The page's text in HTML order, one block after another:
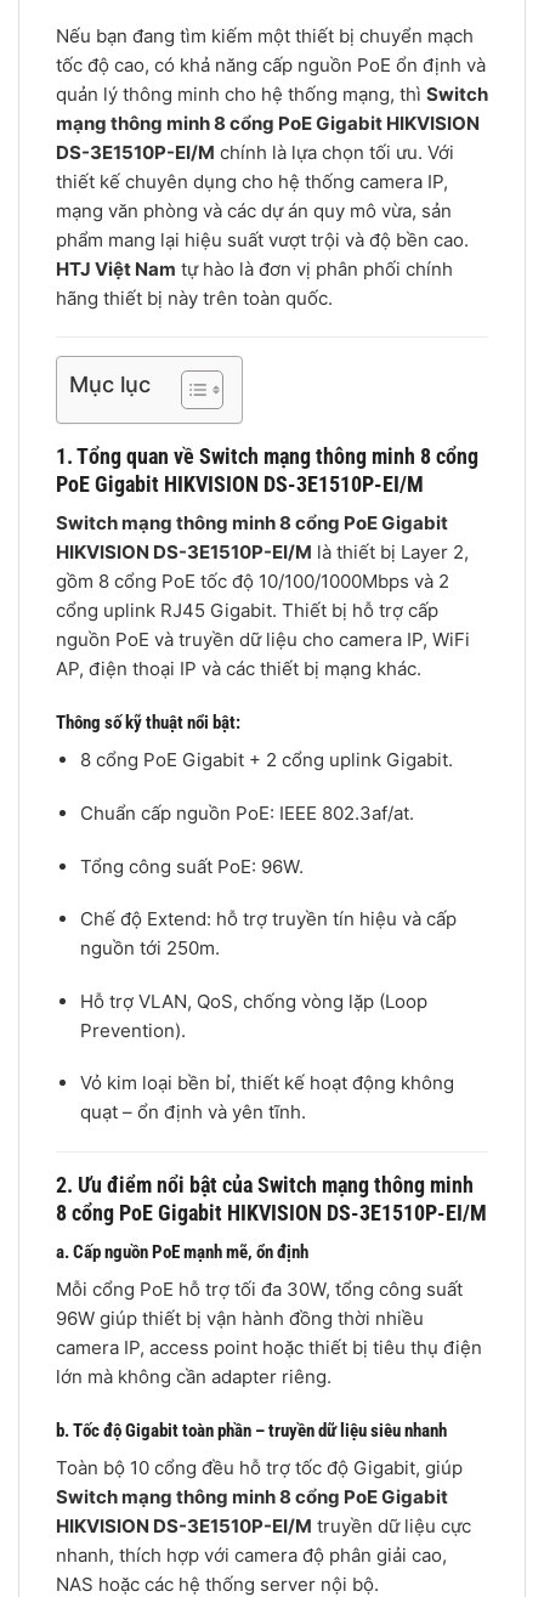
Nếu bạn đang tìm kiếm một thiết bị chuyển mạch
tốc độ cao, có khả năng cấp nguồn PoE ổn định và
quản lý thông minh cho hệ thống mạng, thì Switch
mạng thông minh 8 cổng PoE Gigabit HIKVISION
DS-3E1510P-EI/M chính là lựa chọn tối ưu. Với
thiết kế chuyên dụng cho hệ thống camera IP,
mạng văn phòng và các dự án quy mô vừa, sản
phẩm mang lại hiệu suất vượt trội và độ bền cao.
HTJ Việt Nam tự hào là đơn vị phân phối chính
hãng thiết bị này trên toàn quốc.
Mục lục
1. Tổng quan về Switch mạng thông minh 8 cổng
PoE Gigabit HIKVISION DS-3E1510P-EI/M
Switch mạng thông minh 8 cổng PoE Gigabit
HIKVISION DS-3E1510P-EI/M là thiết bị Layer 2,
gồm 8 cổng PoE tốc độ 10/100/1000Mbps và 2
cổng uplink RJ45 Gigabit. Thiết bị hỗ trợ cấp
nguồn PoE và truyền dữ liệu cho camera IP, WiFi
AP, điện thoại IP và các thiết bị mạng khác.
Thông số kỹ thuật nổi bật:
8 cổng PoE Gigabit + 2 cổng uplink Gigabit.
Chuẩn cấp nguồn PoE: IEEE 802.3af/at.
Tổng công suất PoE: 96W.
Chế độ Extend: hỗ trợ truyền tín hiệu và cấp
nguồn tới 250m.
Hỗ trợ VLAN, QoS, chống vòng lặp (Loop
Prevention).
Vỏ kim loại bền bỉ, thiết kế hoạt động không
quạt – ổn định và yên tĩnh.
2. Ưu điểm nổi bật của Switch mạng thông minh
8 cổng PoE Gigabit HIKVISION DS-3E1510P-EI/M
a. Cấp nguồn PoE mạnh mẽ, ổn định
Mỗi cổng PoE hỗ trợ tối đa 30W, tổng công suất
96W giúp thiết bị vận hành đồng thời nhiều
camera IP, access point hoặc thiết bị tiêu thụ điện
lớn mà không cần adapter riêng.
b. Tốc độ Gigabit toàn phần – truyền dữ liệu siêu nhanh
Toàn bộ 10 cổng đều hỗ trợ tốc độ Gigabit, giúp
Switch mạng thông minh 8 cổng PoE Gigabit
HIKVISION DS-3E1510P-EI/M truyền dữ liệu cực
nhanh, thích hợp với camera độ phân giải cao,
NAS hoặc các hệ thống server nội bộ.